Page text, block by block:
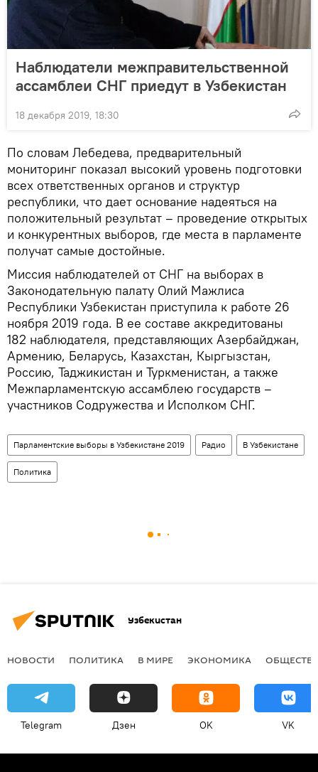
Наблюдатели межправительственной
ассамблеи СНГ приедут в Узбекистан
18 декабря 2019, 18:30
По словам Лебедева, предварительный
мониторинг показал высокий уровень подготовки
всех ответственных органов и структур
республики, что дает основание надеяться на
положительный результат – проведение открытых
и конкурентных выборов, где места в парламенте
получат самые достойные.
Миссия наблюдателей от СНГ на выборах в
Законодательную палату Олий Мажлиса
Республики Узбекистан приступила к работе 26
ноября 2019 года. В ее составе аккредитованы
182 наблюдателя, представляющих Азербайджан,
Армению, Беларусь, Казахстан, Кыргызстан,
Россию, Таджикистан и Туркменистан, а также
Межпарламентскую ассамблею государств –
участников Содружества и Исполком СНГ.
Парламентские выборы в Узбекистане 2019 Радио В Узбекистане
Политика
Узбекистан
НОВОСТИ ПОЛИТИКА В МИРЕ ЭКОНОМИКА
Telegram Дзен OK VK